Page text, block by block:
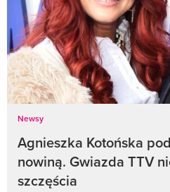
Newsy
Agnieszka Kotońska
nowiną. Gwiazda TTV
szczęścia